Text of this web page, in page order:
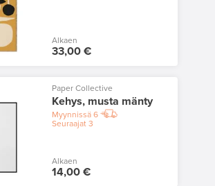
Alkaen
33,00 €
Paper Collective
Kehys, musta mänty
Myynnissä6
Seuraajat3
Alkaen
14,00 €